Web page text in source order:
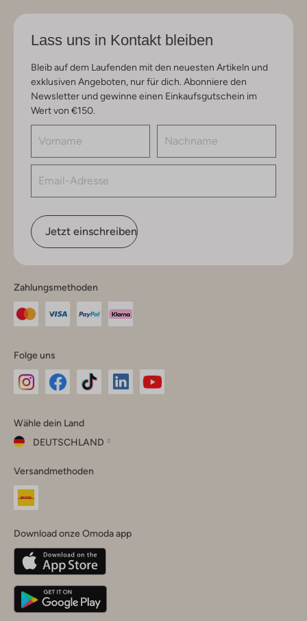
Lass uns in Kontakt bleiben
Bleib auf dem Laufenden mit den neuesten Artikeln und
exklusiven Angeboten, nur für dich. Abonniere den
Newsletter und gewinne einen Einkaufsgutschein im
Wert von €150.
Jetzt einschreiben
Zahlungsmethoden
Folge uns
Instagram
Facebook
TikTok
Wähle dein Land
DEUTSCHLAND
dein
Land
Belgique(Français)
Deutschland
Versandmethoden
Download onze Omoda app